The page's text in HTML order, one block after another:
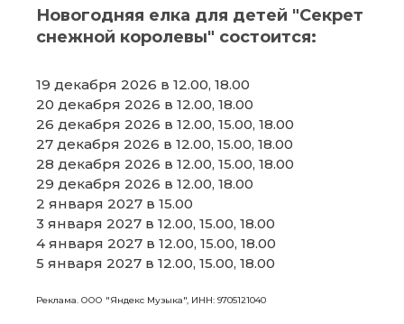
Новогодняя елка для детей "Секрет
снежной королевы" состоится:
19 декабря 2026 в 12.00, 18.00
20 декабря 2026 в 12.00, 18.00
26 декабря 2026 в 12.00, 15.00, 18.00
27 декабря 2026 в 12.00, 15.00, 18.00
28 декабря 2026 в 12.00, 15.00, 18.00
29 декабря 2026 в 12.00, 18.00
2 января 2027 в 15.00
3 января 2027 в 12.00, 15.00, 18.00
4 января 2027 в 12.00, 15.00, 18.00
5 января 2027 в 12.00, 15.00, 18.00
Реклама. ООО "Яндекс Музыка", ИНН: 9705121040